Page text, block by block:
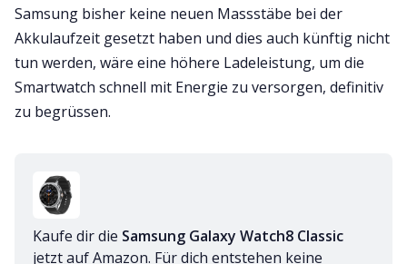
Samsung bisher keine neuen Massstäbe bei der
Akkulaufzeit gesetzt haben und dies auch künftig nicht
tun werden, wäre eine höhere Ladeleistung, um die
Smartwatch schnell mit Energie zu versorgen, definitiv
zu begrüssen.
Kaufe dir die Samsung Galaxy Watch8 Classic
jetzt auf Amazon. Für dich entstehen keine